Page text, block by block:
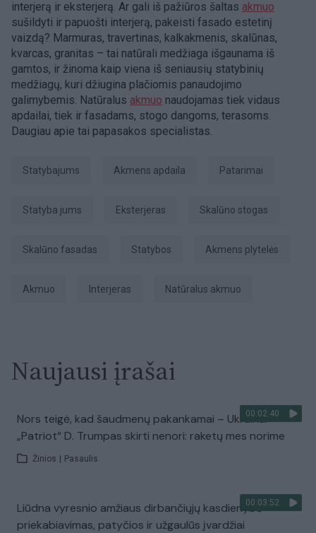
interjerą ir eksterjerą. Ar gali iš pažiūros šaltas akmuo
sušildyti ir papuošti interjerą, pakeisti fasado estetinį
vaizdą? Marmuras, travertinas, kalkakmenis, skalūnas,
kvarcas, granitas – tai natūrali medžiaga išgaunama iš
gamtos, ir žinoma kaip viena iš seniausių statybinių
medžiagų, kuri džiugina plačiomis panaudojimo
galimybemis. Natūralus akmuo naudojamas tiek vidaus
apdailai, tiek ir fasadams, stogo dangoms, terasoms.
Daugiau apie tai papasakos specialistas.
Statybajums akmens apdaila Patarimai
statyba jums eksterjeras skalūno stogas
skalūno fasadas Statybos akmens plytelės
akmuo Interjeras natūralus akmuo
Naujausi įrašai
00:02:40
Nors teigė, kad šaudmenų pakankamai – Ukrainai
„Patriot“ D. Trumpas skirti nenori: raketų mes norime
Žinios Pasaulis
00:03:52
Liūdna vyresnio amžiaus dirbančiųjų kasdienybė –
priekabiavimas, patyčios ir užgaulūs įvardžiai